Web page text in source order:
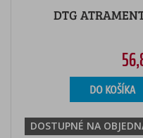
DTG
DO KOŠÍKA
DOSTUPNÉ NA